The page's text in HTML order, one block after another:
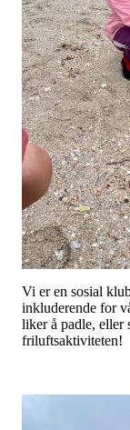
Vi er en sosial
inkluderende for
liker å padle, eller
friluftsaktiviteten!